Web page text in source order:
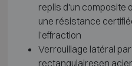
replis d'un composite
une résistance
l’effraction
Verrouillage latéral
rectangulairesen